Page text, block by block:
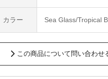
カラー Sea Glass/Tropical
この商品について問い合わせ